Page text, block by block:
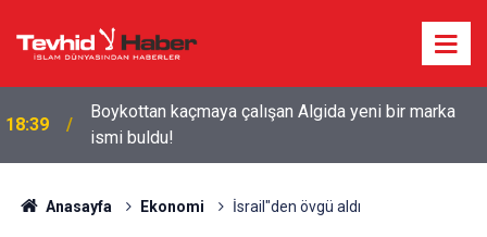
18:29
Starbucks'tan 'Tarihi' Skandal: Polisler genel
merkezi bastı!
Anasayfa Ekonomi İsrail"den övgü aldı